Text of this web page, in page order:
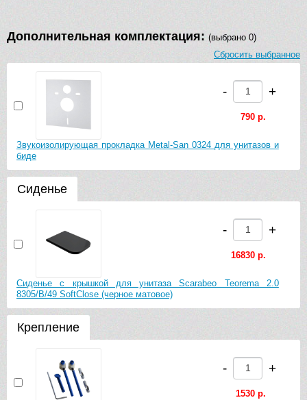
Дополнительная комплектация: (выбрано 0)
Сбросить выбранное
Звукоизолирующая прокладка Metal-San 0324 для унитазов и
биде
- +
790 р.
Сиденье
Сиденье с крышкой для унитаза Scarabeo Teorema 2.0
8305/B/49 SoftClose (черное матовое)
- +
16830 р.
Крепление
- +
1530 р.